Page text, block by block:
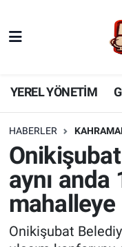
YEREL YÖNETİM
HABERLER
aynı anda
mahalleye
Onikişubat
YEREL
GÜNCEL
KADIN AİLE
SPOR
DÜNYA
Nöbetçi
Hava Durumu
Süper Lig
Tüm Manşetler
Son Dakika